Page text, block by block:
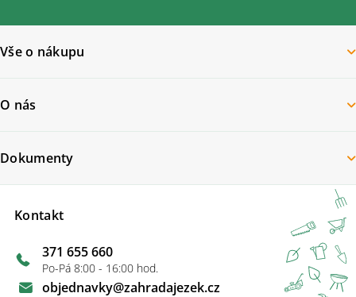
Vše o nákupu
O nás
Kontakt
objednavky@zahradajezek.cz
371 655 660
Po-Pá 8:00 - 16:00 hod.
Dokumenty